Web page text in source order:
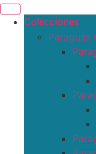
Colecciones
Paraguas